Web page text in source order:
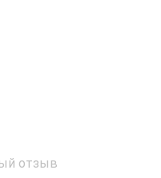
отзыв